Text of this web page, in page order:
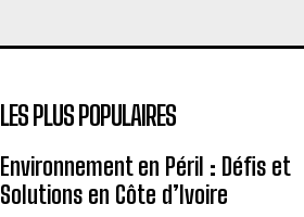
LES PLUS POPULAIRES
Environnement en Péril : Défis et
Solutions en Côte d’Ivoire